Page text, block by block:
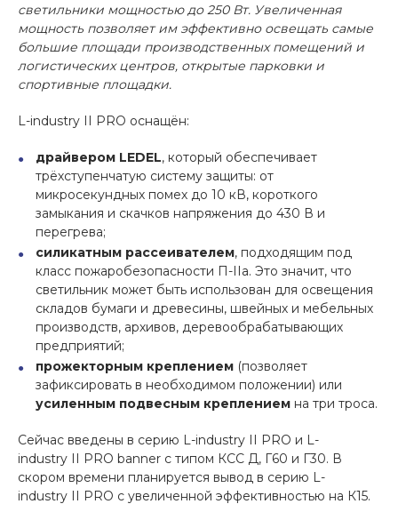
светильники мощностью до 250 Вт. Увеличенная
мощность позволяетимэффективно освещать самые
большие площади производственных помещений и
логистических центров, открытые парковки и
спортивные площадки.
L-industry II PRO оснащён:
драйвером LEDEL, который обеспечивает
трёхступенчатую систему защиты: от
микросекундных помех до 10 кВ, короткого
замыкания и скачков напряжения до 430 В и
перегрева;
силикатным рассеивателем, подходящим под
класс пожаробезопасности П-IIа. Это значит, что
светильник может быть использован для освещения
складов бумаги и древесины, швейных и мебельных
производств, архивов, деревообрабатывающих
предприятий;
прожекторным креплением (позволяет
зафиксировать в необходимом положении) или
усиленным подвесным креплением на три троса.
Сейчас введены в серию L-industry II PRO и L-
industry II PRO banner c типом КСС Д, Г60 и Г30. В
скором времени планируется вывод в серию L-
industry II PRO с увеличенной эффективностью на К15.